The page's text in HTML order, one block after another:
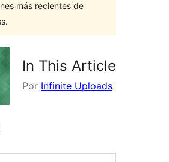
más recientes de
In This Article
Por Infinite Uploads